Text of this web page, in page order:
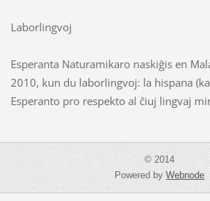
Laborlingvoj
Esperanta Naturamikaro naskiĝis en
2010, kun du laborlingvoj: la hispana
Esperanto pro respekto al ĉiuj lingvaj
© 2014
Powered byWebnode